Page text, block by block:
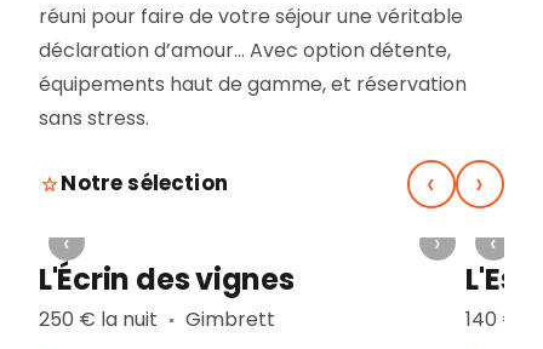
réuni pour faire de votre séjour une véritable
déclaration d’amour… Avec option détente,
équipements haut de gamme, et réservation
sans stress.
Notre sélection ‹ ›
‹ ›
L'Écrin des vignes
250 € la nuit ▪︎ Gimbrett
‹
140 €